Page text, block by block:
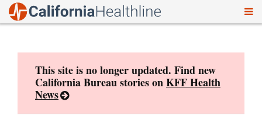
This site is no longer updated. Find new
California Bureau stories onKFF Health
News